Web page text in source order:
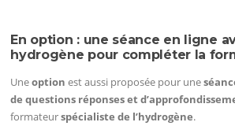
En option : une séance en ligne
hydrogène pour compléter la
Uneoption est aussi proposée pour une
de questions réponses et
formateurspécialiste de l’hydrogène.